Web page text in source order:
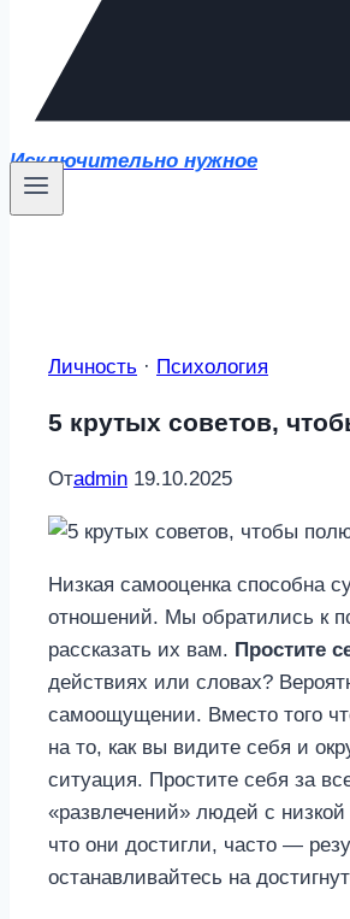
Исключительно нужное
Личность · Психология
5 крутых советов,
Отadmin 19.10.2025
Низкая самооценка способна
отношений. Мы обратились к
рассказать их вам. Простите
действиях или словах?
самоощущении. Вместо того
на то, как вы видите себя и
ситуация. Простите себя за
«развлечений» людей с
что они достигли, часто —
останавливайтесь на